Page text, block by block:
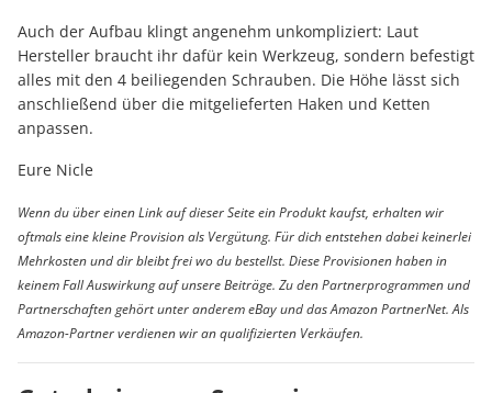
Auch der Aufbau klingt angenehm unkompliziert: Laut
Hersteller braucht ihr dafür kein Werkzeug, sondern befestigt
alles mit den 4 beiliegenden Schrauben. Die Höhe lässt sich
anschließend über die mitgelieferten Haken und Ketten
anpassen.
Eure Nicle
Wenn du über einen Link auf dieser Seite ein Produkt kaufst, erhalten wir
oftmals eine kleine Provision als Vergütung. Für dich entstehen dabei keinerlei
Mehrkosten und dir bleibt frei wo du bestellst. Diese Provisionen haben in
keinem Fall Auswirkung auf unsere Beiträge. Zu den Partnerprogrammen und
Partnerschaften gehört unter anderem eBay und das Amazon PartnerNet. Als
Amazon-Partner verdienen wir an qualifizierten Verkäufen.